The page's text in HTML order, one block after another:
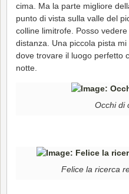
cima. Ma la parte migliore
punto di vista sulla valle del
colline limitrofe. Posso
distanza. Una piccola pista
dove trovare il luogo perfetto
notte.
Occhi di
Felice la ricerca